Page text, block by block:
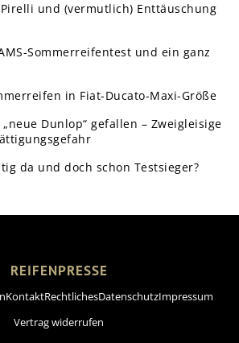
und (vermutlich) Enttäuschung
Sommerreifentest und ein ganz
in Fiat-Ducato-Maxi-Größe
Dunlop“ gefallen – Zweigleisige
da und doch schon Testsieger?
REIFENPRESSE
KontaktRechtlichesDatenschutzImpressum
Vertrag widerrufen